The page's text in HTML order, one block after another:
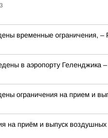
временные ограничения, –
в аэропорту Геленджика
ограничения на прием и
на приём и выпуск